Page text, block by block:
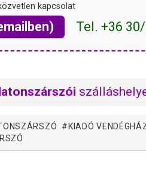
kapcsolat
Tel. +36
KIADÓ